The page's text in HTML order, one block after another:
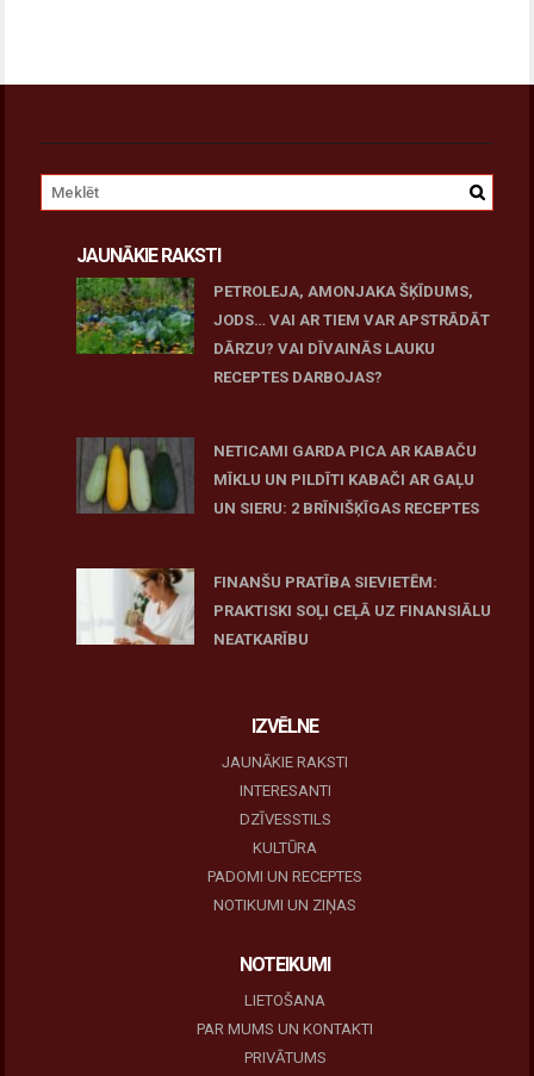
JAUNĀKIE RAKSTI
PETROLEJA, AMONJAKA ŠĶĪDUMS,
JODS… VAI AR TIEM VAR APSTRĀDĀT
DĀRZU? VAI DĪVAINĀS LAUKU
RECEPTES DARBOJAS?
NETICAMI GARDA PICA AR KABAČU
MĪKLU UN PILDĪTI KABAČI AR GAĻU
UN SIERU: 2 BRĪNIŠĶĪGAS RECEPTES
FINANŠU PRATĪBA SIEVIETĒM:
PRAKTISKI SOĻI CEĻĀ UZ FINANSIĀLU
NEATKARĪBU
IZVĒLNE
JAUNĀKIE RAKSTI
INTERESANTI
DZĪVESSTILS
KULTŪRA
PADOMI UN RECEPTES
NOTIKUMI UN ZIŅAS
NOTEIKUMI
LIETOŠANA
PAR MUMS UN KONTAKTI
PRIVĀTUMS